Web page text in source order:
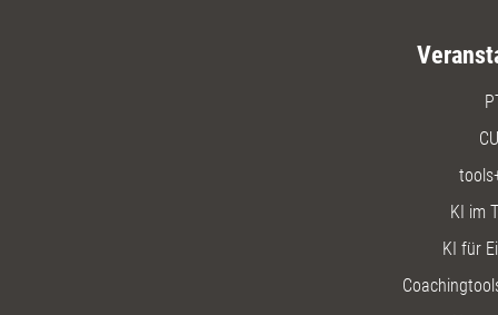
KI im
KI für